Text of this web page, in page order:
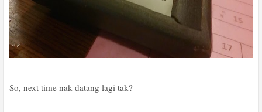
So, next time nak datang lagi tak?